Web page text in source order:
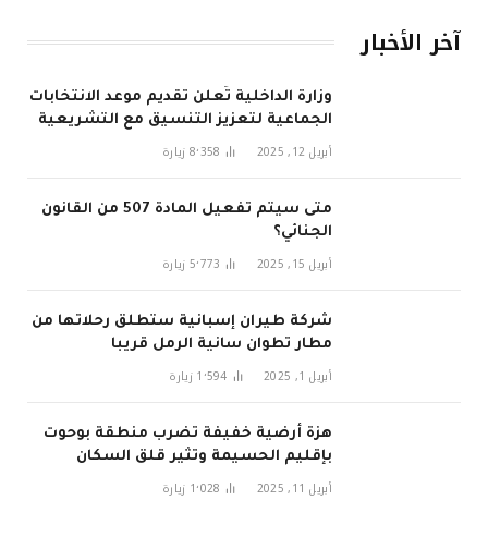
آخر الأخبار
وزارة الداخلية تُعلن تقديم موعد الانتخابات
الجماعية لتعزيز التنسيق مع التشريعية
في 2026
أبريل 12, 2025 8٬358 زيارة
متى سيتم تفعيل المادة 507 من القانون
الجنائي؟
أبريل 15, 2025 5٬773 زيارة
شركة طيران إسبانية ستطلق رحلاتها من
مطار تطوان سانية الرمل قريبا
أبريل 1, 2025 1٬594 زيارة
هزة أرضية خفيفة تضرب منطقة بوحوت
بإقليم الحسيمة وتثير قلق السكان
أبريل 11, 2025 1٬028 زيارة